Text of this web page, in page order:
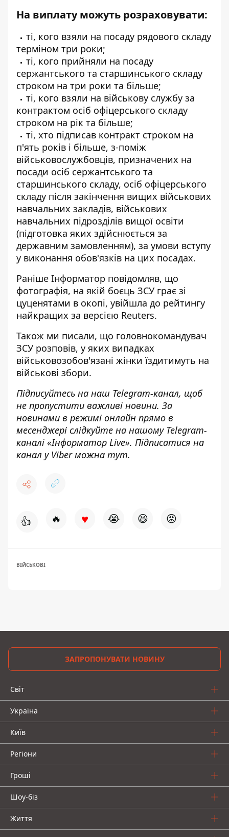
На виплату можуть розраховувати:
ті, кого взяли на посаду рядового складу
терміном три роки;
ті, кого прийняли на посаду
сержантського та старшинського складу
строком на три роки та більше;
ті, кого взяли на військову службу за
контрактом осіб офіцерського складу
строком на рік та більше;
ті, хто підписав контракт строком на
п'ять років і більше, з-поміж
військовослужбовців, призначених на
посади осіб сержантського та
старшинського складу, осіб офіцерського
складу після закінчення вищих військових
навчальних закладів, військових
навчальних підрозділів вищої освіти
(підготовка яких здійснюється за
державним замовленням), за умови вступу
у виконання обов'язків на цих посадах.
Раніше Інформатор повідомляв, що
фотографія, на якій боєць ЗСУ грає зі
цуценятами в окопі, увійшла до рейтингу
найкращих за версією Reuters.
Також ми писали, що головнокомандувач
ЗСУ розповів, у яких випадках
військовозобов'язані жінки їздитимуть на
військові збори.
Підписуйтесь на наш Telegram-канал, щоб
не пропустити важливі новини. За
новинами в режимі онлайн прямо в
месенджері слідкуйте на нашому Telegram-
каналі «Інформатор Live». Підписатися на
канал у Viber можна тут.
👍 🔥 ♥ 😭 😆 😡
ВІЙСЬКОВІ
ЗАПРОПОНУВАТИ НОВИНУ
Світ
Україна
Київ
Регіони
Гроші
Шоу-біз
Життя